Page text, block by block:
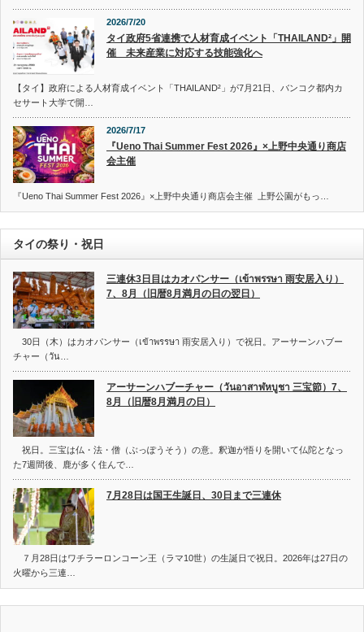
2026/7/20
タイ政府5省連携で人材育成イベント「THAILAND²」開
催 未来産業に対応する技能強化へ
【タイ】政府による人材育成イベント「THAILAND²」が7月21日、バンコク都内カ
セサート大学で開…
2026/7/17
『Ueno Thai Summer Fest 2026』×上野中央通り商店
会主催
『Ueno Thai Summer Fest 2026』×上野中央通り商店会主催 上野公園がもっ…
タイの祭り・祝日
三連休3日目はカオパンサー（เข้าพรรษา 雨安居入り）
7、8月（旧暦8月満月の日の翌日）
30日（木）はカオパンサー（เข้าพรรษา 雨安居入り）で祝日。アーサーンハブー
チャー（วัน…
アーサーンハブーチャー（วันอาสาฬหบูชา 三宝節）7、
8月（旧暦8月満月の日）
祝日。三宝は仏・法・僧（ぶっぽうそう）の意。釈迦が悟りを開いて仏陀となっ
た7週間後、鹿が多く住んで…
7月28日は国王生誕日、30日まで三連休
７月28日はワチラーロンコーン王（ラマ10世）の生誕日で祝日。2026年は27日の
火曜から三連…